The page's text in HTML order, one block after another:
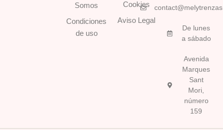
Somos
Condiciones
de uso
Cookies
Aviso Legal
De lunes
a sábado
Avenida
Marques
Sant
Mori,
número
159